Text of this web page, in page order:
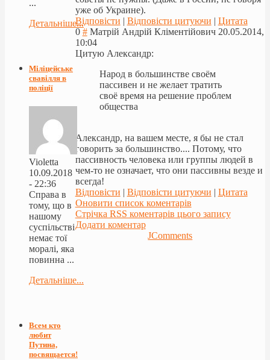
уже об Украине).
Відповісти | Відповісти цитуючи | Цитата
0 # Матрій Андрій Кліментійович 20.05.2014,
10:04
Цитую Александр:
Народ в большинстве своём
пассивен и не желает тратить
своё время на решение проблем
общества
Александр, на вашем месте, я бы не стал
говорить за большинство.... Потому, что
пассивность человека или группы людей в
чем-то не означает, что они пассивны везде и
всегда!
Відповісти | Відповісти цитуючи | Цитата
Оновити список коментарів
Стрічка RSS коментарів цього запису
Додати коментар
JComments
...
Детальніше...
Міліцейське
свавілля в
поліції
Violetta
10.09.2018
- 22:36
Справа в
тому, що в
нашому
суспільстві
немає тої
моралі, яка
повинна ...
Детальніше...
Всем кто
любит
Путина,
посвящается!